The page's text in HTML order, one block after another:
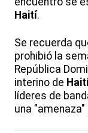
Haití.
Se recuerda
prohibió la
República
interino de
líderes de
una